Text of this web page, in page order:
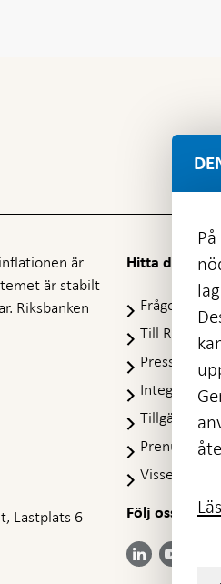
är
är stabilt
Riksbanken
Lastplats 6
Hitta direkt
Frågor och
Till
Presskontakt
Visselblåsning
Följ oss på
Dela på:
LinkedIn
Dela på:
YouTube
-
Facebook